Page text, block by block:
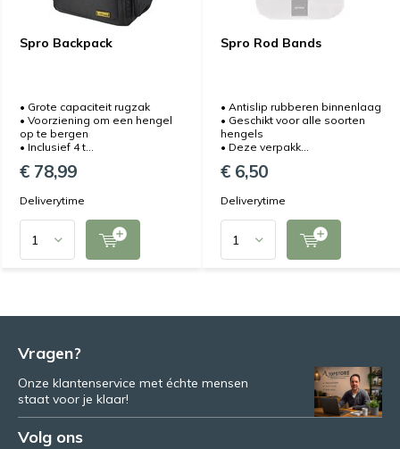
Spro Backpack
• Grote capaciteit rugzak
• Voorziening om een hengel
op te bergen
• Inclusief 4 t...
€ 78,99
Deliverytime
Spro Rod Bands
• Antislip rubberen binnenlaag
• Geschikt voor alle soorten
hengels
• Deze verpakk...
€ 6,50
Deliverytime
Vragen?
Onze klantenservice met échte mensen
staat voor je klaar!
Volg ons